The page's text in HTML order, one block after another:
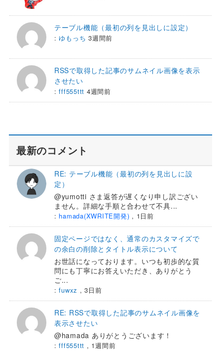
テーブル機能（最初の列を見出しに設定）
:ゆもっち 3週間前
RSSで取得した記事のサムネイル画像を表示
させたい
:fff555ttt 4週間前
最新のコメント
RE: テーブル機能（最初の列を見出しに設
定）
@yumotti さま返答が遅くなり申し訳ござい
ません。詳細な手順と合わせて不具...
: hamada(XWRITE開発) , 1日前
固定ページではなく、通常のカスタマイズで
の余白の削除とタイトル表示について
お世話になっております。いつも初歩的な質
問にも丁寧にお答えいただき、ありがとう
ご...
:fuwxz ,3日前
RE: RSSで取得した記事のサムネイル画像を
表示させたい
@hamada ありがとうございます！
:fff555ttt , 1週間前